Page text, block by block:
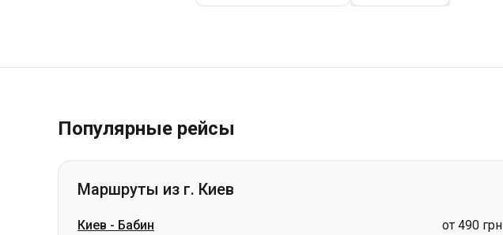
Популярные рейсы
Маршруты из г. Киев
Киев - Бабин
от 490 грн